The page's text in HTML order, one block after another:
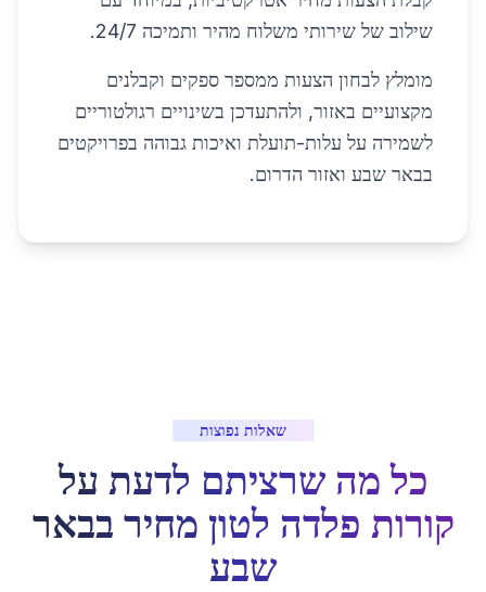
שילוב של שירותי משלוח מהיר ותמיכה 24/7.
מומלץ לבחון הצעות ממספר ספקים וקבלנים
מקצועיים באזור, ולהתעדכן בשינויים רגולטוריים
לשמירה על עלות-תועלת ואיכות גבוהה בפרויקטים
בבאר שבע ואזור הדרום.
שאלות נפוצות
כל מה שרציתם לדעת על
קורות פלדה לטון מחיר בבאר
שבע